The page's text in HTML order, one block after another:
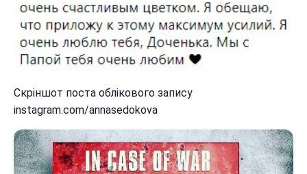
Скріншот поста облікового запису
instagram.com/annasedokova